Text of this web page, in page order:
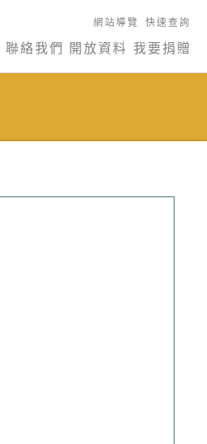
網站導覽 快速查詢
聯絡我們 開放資料 我要捐贈